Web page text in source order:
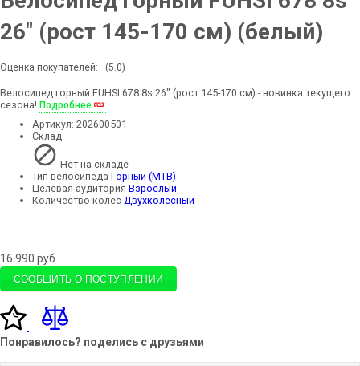
26" (рост 145-170 см) (белый)
Оценка покупателей: (5.0)
Велосипед горный FUHSI 678 8s 26" (рост 145-170 см) - новинка текущего
сезона! Подробнее
Артикул: 202600501
Склад:
Нет на складе
Тип велосипеда Горный (MTB)
Целевая аудитория Взрослый
Количество колес Двухколесный
16 990 руб
СООБЩИТЬ О ПОСТУПЛЕНИИ
Понравилось? поделись с друзьями